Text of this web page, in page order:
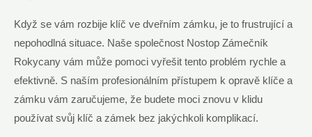
Když se vám rozbije klíč ve dveřním zámku, je to frustrující a
nepohodlná situace. Naše společnost Nostop Zámečník
Rokycany vám může pomoci vyřešit tento problém rychle a
efektivně. S naším profesionálním přístupem k opravě klíče a
zámku vám zaručujeme, že budete moci znovu v klidu
používat svůj klíč a zámek bez jakýchkoli komplikací.